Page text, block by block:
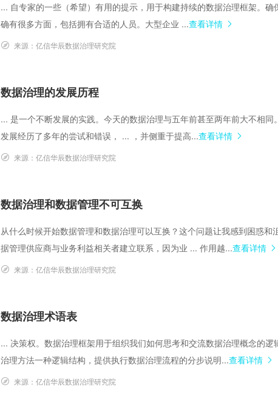
... 自专家的一些（希望）有用的提示，用于构建持续的数据治理框架。确
确有很多方面，包括拥有合适的人员。大型企业 ...查看详情
来源： 亿信华辰数据治理研究院
数据治理的发展历程
... 是一个不断发展的实践。今天的数据治理与五年前甚至两年前大不相同
发展经历了多年的尝试和错误， ... ，并侧重于提高...查看详情
来源： 亿信华辰数据治理研究院
数据治理和数据管理不可互换
从什么时候开始数据管理和数据治理可以互换？这个问题让我感到困惑和
据管理供应商与业务利益相关者建立联系，因为业 ... 作用越...查看详情
来源： 亿信华辰数据治理研究院
数据治理术语表
... 决策权。数据治理框架用于组织我们如何思考和交流数据治理概念的逻
治理方法一种逻辑结构，提供执行数据治理流程的分步说明...查看详情
来源： 亿信华辰数据治理研究院